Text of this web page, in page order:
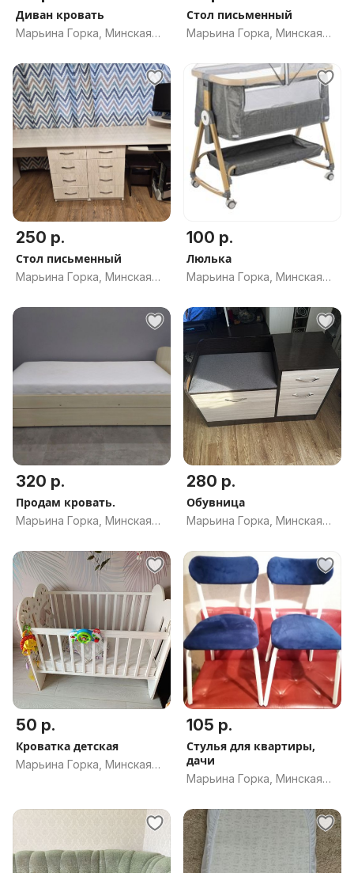
Диван кровать
Марьина Горка, Минская
Стол письменный
Марьина Горка, Минская
250 р.
Стол письменный
Марьина Горка, Минская
100 р.
Люлька
Марьина Горка, Минская
320 р.
Продам кровать.
Марьина Горка, Минская
280 р.
Обувница
Марьина Горка, Минская
50 р.
Кроватка детская
Марьина Горка, Минская
105 р.
Стулья для квартиры,
дачи
Марьина Горка, Минская